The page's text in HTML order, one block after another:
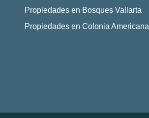
Propiedades en Bosques Vallarta
Propiedades en Colonia Americana